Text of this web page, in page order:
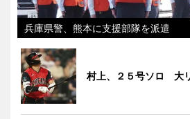
兵庫県警、熊本に支援部隊を派遣
村上、２５号ソロ 大